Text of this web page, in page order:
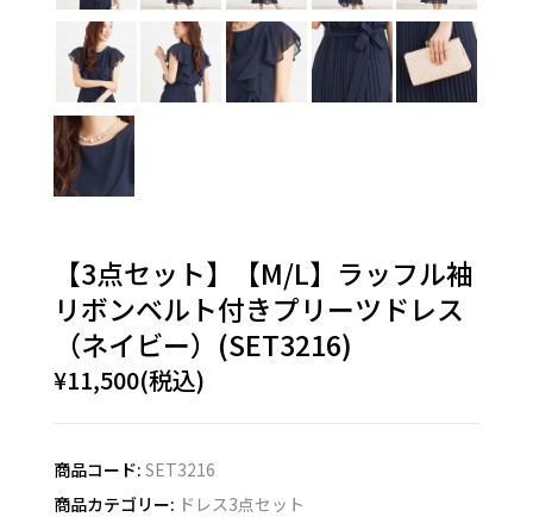
【3点セット】【M/L】ラッフル袖
リボンベルト付きプリーツドレス
（ネイビー）(SET3216)
¥11,500(税込)
商品コード: SET3216
商品カテゴリー: ドレス3点セット